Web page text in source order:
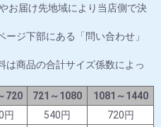
お届け先地域により当店側で決
ジ下部にある「問い合わせ」
は商品の合計サイズ係数によっ
720 721～1080
1081～1440
円 540円
720円